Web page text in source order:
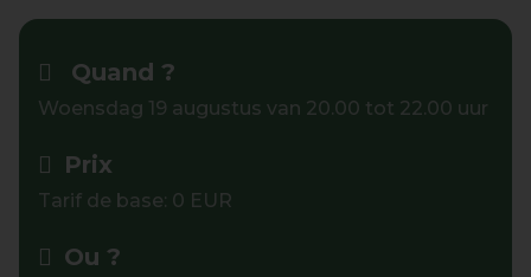
Quand ?
Woensdag 19 augustus van 20.00 tot 22.00 uur
Prix
Tarif de base: 0 EUR
Ou ?